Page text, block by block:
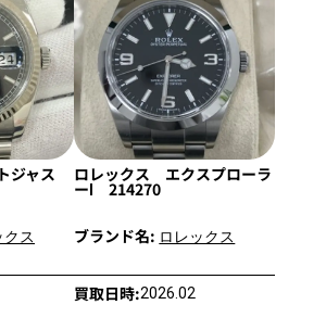
ジャス
クス
ロレックス エクスプローラ
ーⅠ 214270
ブランド名: ロレックス
買取日時:2026.02